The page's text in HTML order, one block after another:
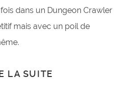
dans un Dungeon Crawler
mais avec un poil de
LA SUITE